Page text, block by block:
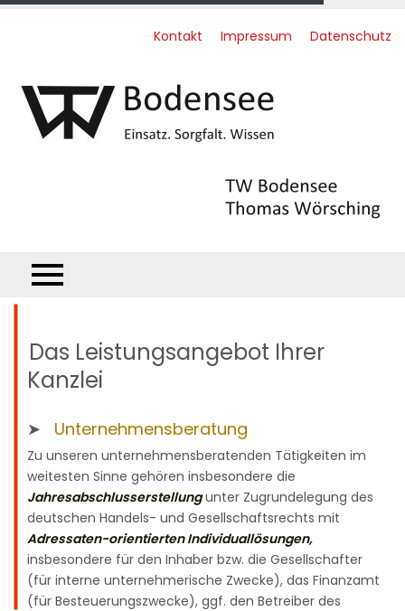
Kontakt Impressum Datenschutz
Das Leistungsangebot Ihrer
Kanzlei
➤ Unternehmensberatung
Zu unseren unternehmensberatenden Tätigkeiten im
weitesten Sinne gehören insbesondere die
Jahresabschlusserstellungunter Zugrundelegung des
deutschen Handels- und Gesellschaftsrechts mit
Adressaten-orientierten Individuallösungen,
insbesondere für den Inhaber bzw. die Gesellschafter
(für interne unternehmerische Zwecke), das Finanzamt
(für Besteuerungszwecke), ggf. den Betreiber des